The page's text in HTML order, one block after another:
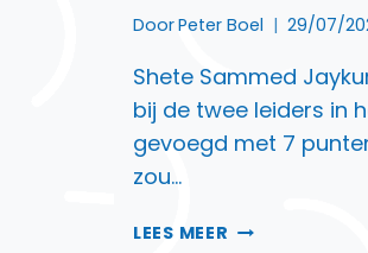
DoorPeter Boel 29/07/
Shete Sammed
bij de twee leiders in
gevoegd met 7
zou…
LEES MEER SAMMED